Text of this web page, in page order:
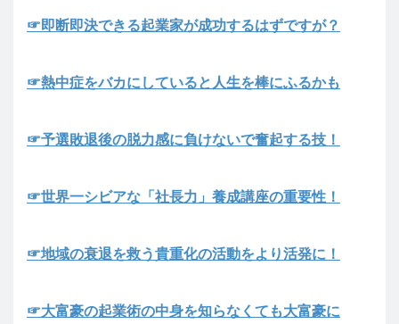
☞即断即決できる起業家が成功するはずですが？
☞熱中症をバカにしていると人生を棒にふるかも
☞予選敗退後の脱力感に負けないで奮起する技！
☞世界一シビアな「社長力」養成講座の重要性！
☞地域の衰退を救う貴重化の活動をより活発に！
☞大富豪の起業術の中身を知らなくても大富豪に